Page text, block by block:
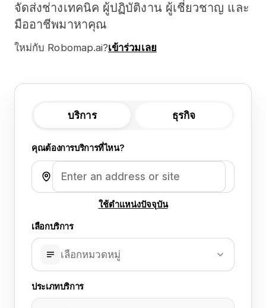
จัดส่งช่างเทคนิค ผู้ปฏิบัติงาน ผู้เชี่ยวชาญ และ
มืออาชีพมาหาคุณ
ใหม่กับ Robomap.ai?เข้าร่วมเลย
บริการ ธุรกิจ
คุณต้องการบริการที่ไหน?
ใช้ตำแหน่งปัจจุบัน
เลือกบริการ
เลือกหมวดหมู่
ประเภทบริการ